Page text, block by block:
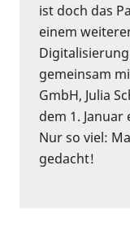
ist doch das
einem
gemeinsam
GmbH, Julia
dem 1.
Nur so viel:
gedacht!